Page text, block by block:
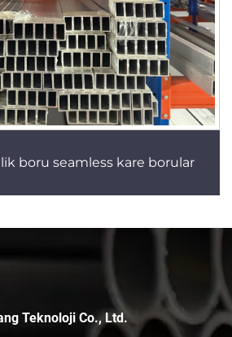
boru seamless kare borular
Teknoloji Co., Ltd.